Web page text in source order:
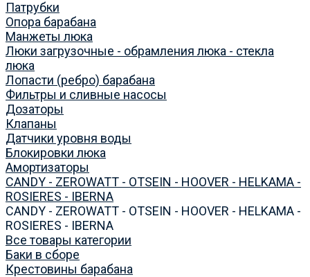
Патрубки
Опора барабана
Манжеты люка
Люки загрузочные - обрамления люка - стекла
люка
Лопасти (ребро) барабана
Фильтры и сливные насосы
Дозаторы
Клапаны
Датчики уровня воды
Блокировки люка
Амортизаторы
CANDY - ZEROWATT - OTSEIN - HOOVER - HELKAMA -
ROSIERES - IBERNA
CANDY - ZEROWATT - OTSEIN - HOOVER - HELKAMA -
ROSIERES - IBERNA
Все товары категории
Баки в сборе
Крестовины барабана